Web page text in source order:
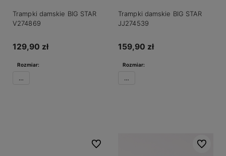
Trampki damskie BIG STAR
V274869
129,90 zł
Rozmiar:
37
Trampki damskie BIG STAR
JJ274539
159,90 zł
Rozmiar:
38
Do ulubionych Do